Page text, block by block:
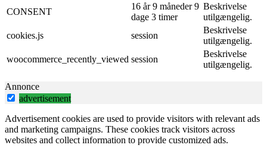
CONSENT
16 år 9 måneder 9
dage 3 timer
Beskrivelse
utilgængelig.
cookies.js
session
Beskrivelse
utilgængelig.
woocommerce_recently_viewed session
Beskrivelse
utilgængelig.
Annonce
advertisement
Advertisement cookies are used to provide visitors with relevant ads
and marketing campaigns. These cookies track visitors across
websites and collect information to provide customized ads.